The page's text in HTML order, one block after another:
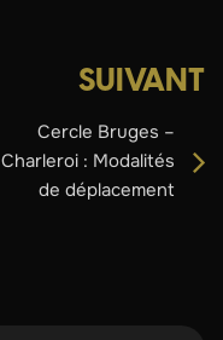
SUIVANT
Cercle Bruges –
Charleroi : Modalités
de déplacement